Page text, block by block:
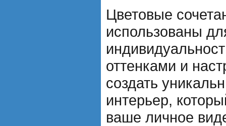
Цветовые
использованы
оттенками и
создать
интерьер,
ваше личное